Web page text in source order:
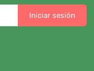
Iniciar sesión